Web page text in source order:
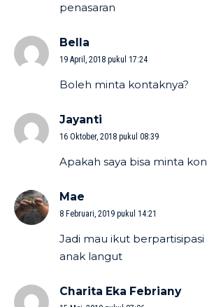
penasaran
Bella
19 April, 2018 pukul 17:24
Boleh minta kontaknya?
Jayanti
16 Oktober, 2018 pukul 08:39
Apakah saya bisa minta
Mae
8 Februari, 2019 pukul 14:21
Jadi mau ikut
anak langut
Charita Eka Febriany